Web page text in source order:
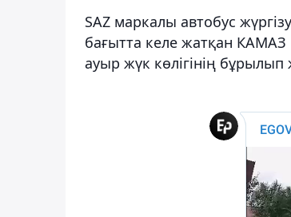
SAZ маркалы автобус
бағытта келе жатқан КАМАЗ
ауыр жүк көлігінің